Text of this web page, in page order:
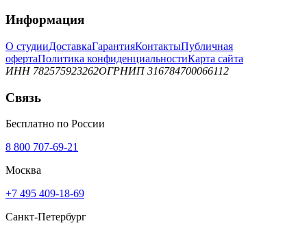
Информация
О студииДоставкаГарантияКонтактыПубличная
офертаПолитика конфиденциальностиКарта сайта
ИНН 782575923262ОГРНИП 316784700066112
Связь
Бесплатно по России
8 800 707-69-21
Москва
+7 495 409-18-69
Санкт-Петербург